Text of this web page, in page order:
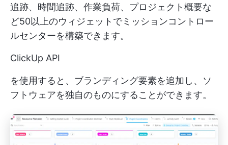
追跡、時間追跡、作業負荷、プロジェクト概要な
ど50以上のウィジェットでミッションコントロー
ルセンターを構築できます。
ClickUp API
を使用すると、ブランディング要素を追加し、ソ
フトウェアを独自のものにすることができます。